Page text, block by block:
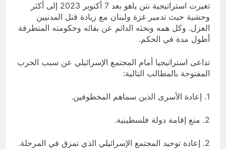
تغيرت استراتيجية نتن ياهو بعد 7 أكتوبر 2023 إلى أكثر
وحشية حيث تدمير غزة ولبنان مع زيادة قتل المدنيين
العزل. وكل همه وبحثه الدائم عن بقائه وحكومته المتطرفة
أطول مدة في الحكم.
تداعى استراتيجيا أمام المجتمع الإسرائيلي عن سبب الحرب
المفتوحة بالمطالب التالية:
1. إعادة الأسرى الذين سماهم المخطوفين.
2. منع إقامة دولة فلسطينية.
2. إعادة توحيد المجتمع الإسرائيلي الذي تمزق في المرحلة.